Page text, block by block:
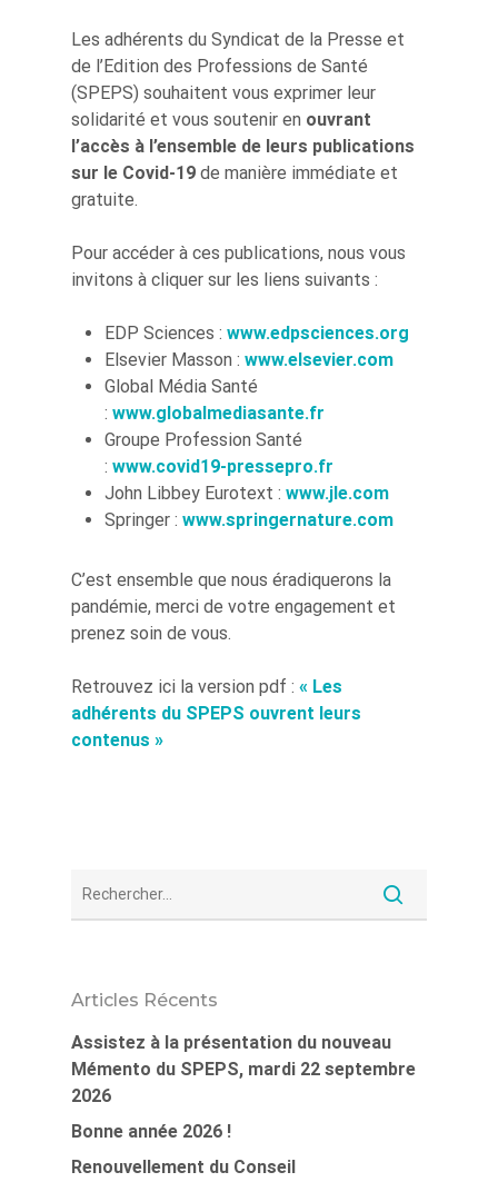
Les adhérents du Syndicat de la Presse et
de l’Edition des Professions de Santé
(SPEPS) souhaitent vous exprimer leur
solidarité et vous soutenir en ouvrant
l’accès à l’ensemble de leurs publications
sur le Covid-19 de manière immédiate et
gratuite.
Pour accéder à ces publications, nous vous
invitons à cliquer sur les liens suivants :
EDP Sciences :www.edpsciences.org
Elsevier Masson :www.elsevier.com
Global Média Santé
:www.globalmediasante.fr
Groupe Profession Santé
:www.covid19-pressepro.fr
John Libbey Eurotext :www.jle.com
Springer :www.springernature.com
C’est ensemble que nous éradiquerons la
pandémie, merci de votre engagement et
prenez soin de vous.
Retrouvez ici la version pdf :« Les
adhérents du SPEPS ouvrent leurs
contenus »
Articles Récents
Assistez à la présentation du nouveau
Mémento du SPEPS, mardi 22 septembre
2026
Bonne année 2026 !
Renouvellement du Conseil